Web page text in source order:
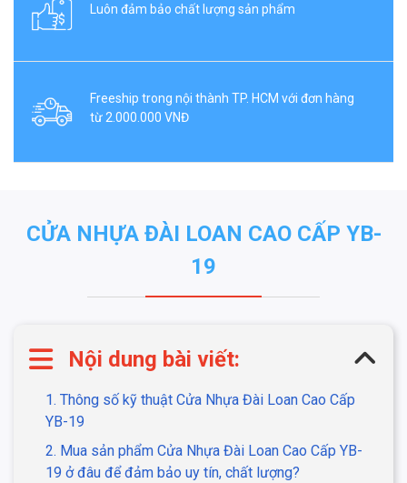
Luôn đảm bảo chất lượng sản phẩm
Freeship trong nội thành TP. HCM với đơn hàng
từ 2.000.000 VNĐ
CỬA NHỰA ĐÀI LOAN CAO CẤP YB-
19
Nội dung bài viết:
1. Thông số kỹ thuật Cửa Nhựa Đài Loan Cao Cấp
YB-19
2. Mua sản phẩm Cửa Nhựa Đài Loan Cao Cấp YB-
19 ở đâu để đảm bảo uy tín, chất lượng?